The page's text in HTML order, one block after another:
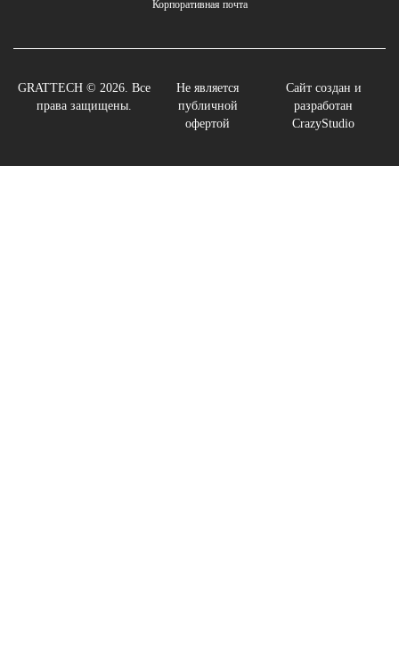
Корпоративная почта
GRATTECH © 2026. Все
права защищены.
Не является
публичной
офертой
Сайт создан и
разработан
CrazyStudio